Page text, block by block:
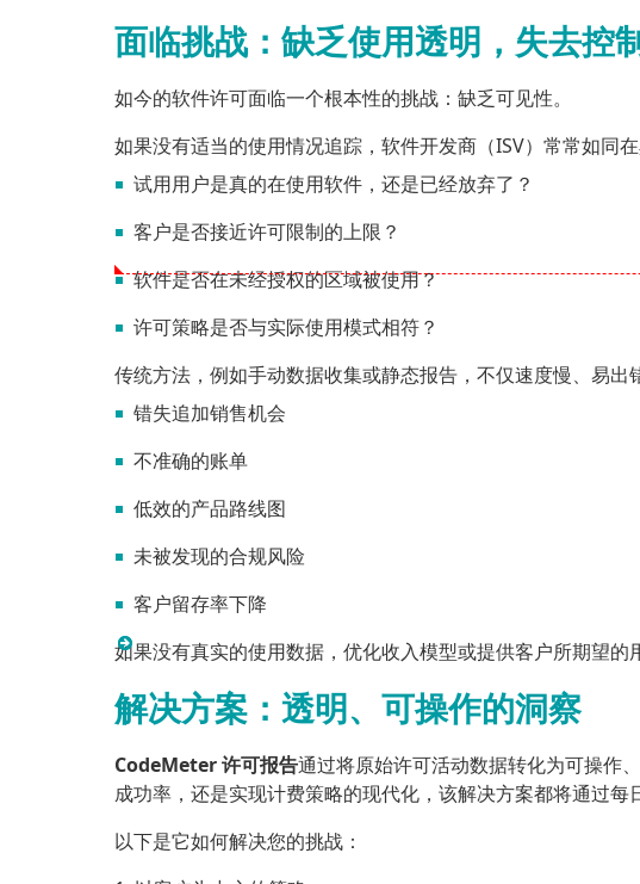
面临挑战：缺乏使用透明，失去控
如今的软件许可面临一个根本性的挑战：缺乏可见性。
如果没有适当的使用情况追踪，软件开发商（ISV）常常如同在
试用用户是真的在使用软件，还是已经放弃了？
客户是否接近许可限制的上限？
软件是否在未经授权的区域被使用？
许可策略是否与实际使用模式相符？
传统方法，例如手动数据收集或静态报告，不仅速度慢、易出
错失追加销售机会
不准确的账单
低效的产品路线图
未被发现的合规风险
客户留存率下降
如果没有真实的使用数据，优化收入模型或提供客户所期望的
解决方案：透明、可操作的洞察
CodeMeter 许可报告通过将原始许可活动数据转化为可操作
成功率，还是实现计费策略的现代化，该解决方案都将通过每
以下是它如何解决您的挑战：